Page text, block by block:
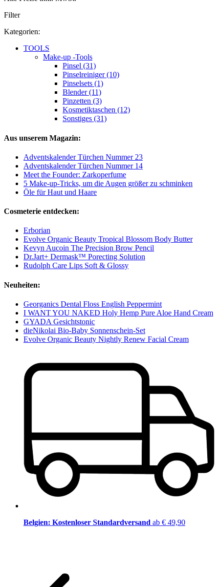
Filter
Kategorien:
TOOLS
Make-up -Tools
Pinsel (31)
Pinselreiniger (10)
Pinselsets (1)
Blender (11)
Pinzetten (3)
Kosmetiktaschen (12)
Sonstiges (31)
Aus unserem Magazin:
Adventskalender Türchen Nummer 23
Adventskalender Türchen Nummer 14
Meet the Founder: Zarkoperfume
5 Make-up-Tricks, um die Augen größer zu schminken
Öle für Haut und Haare
Cosmeterie entdecken:
Erborian
Evolve Organic Beauty Tropical Blossom Body Butter
Kevyn Aucoin The Precision Brow Pencil
Dr.Jart+ Dermask™ Porecting Solution
Rudolph Care Lips Soft & Glossy
Neuheiten:
Georganics Dental Floss English Peppermint
I WANT YOU NAKED Holy Hemp Pure Aloe Hand Cream
GYADA Gesichtstonic
dieNikolai Bio-Baby Sonnenschein-Set
Evolve Organic Beauty Nightly Renew Facial Cream
Belgien: Kostenloser Standardversand ab € 49,90